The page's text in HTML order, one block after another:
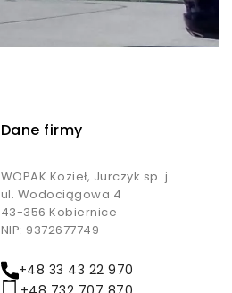
Dane firmy
WOPAK Kozieł, Jurczyk sp. j.
ul. Wodociągowa 4
43-356 Kobiernice
NIP: 9372677749
+48 33 43 22 970